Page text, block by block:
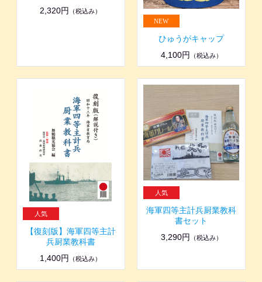
2,320円
（税込み）
ひゅうがキャップ
4,100円 （税込み）
【復刻版】海軍四等主計
兵厨業教科書
1,400円
（税込み）
海軍四等主計兵厨業教科
書セット
3,290円
（税込み）